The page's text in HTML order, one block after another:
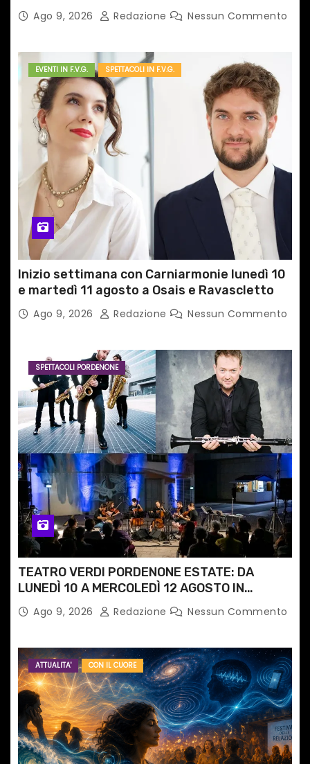
il caso cinematografico dell’anno!
Ago 9, 2026 Redazione Nessun Commento
EVENTI IN F.V.G. SPETTACOLI IN F.V.G.
Inizio settimana con Carniarmonie lunedì 10
e martedì 11 agosto a Osais e Ravascletto
Ago 9, 2026 Redazione Nessun Commento
SPETTACOLI PORDENONE
TEATRO VERDI PORDENONE ESTATE: DA
LUNEDÌ 10 A MERCOLEDÌ 12 AGOSTO IN
PIAZZETTA PESCHERIA TORNANO LE MUSIC
NIGHTS
Ago 9, 2026 Redazione Nessun Commento
ATTUALITA' CON IL CUORE